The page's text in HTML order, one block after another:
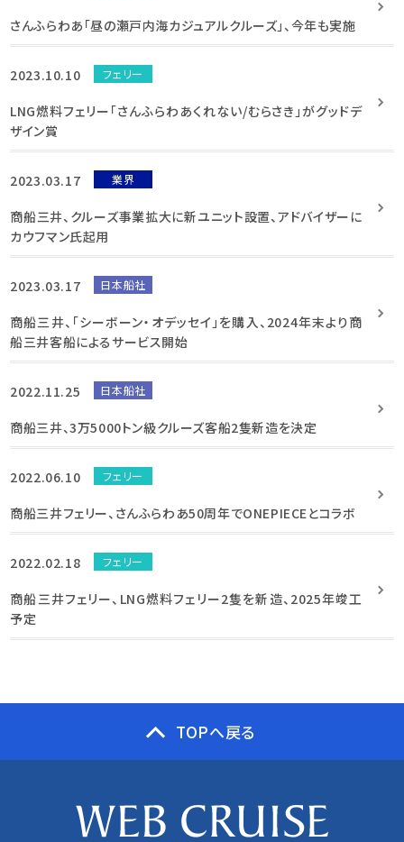
さんふらわあ「昼の瀬戸内海カジュアルクルーズ」、今年も実施
2023.10.10 フェリー
LNG燃料フェリー「さんふらわあくれない/むらさき」がグッドデ
ザイン賞
2023.03.17 業界
商船三井、クルーズ事業拡大に新ユニット設置、アドバイザーに
カウフマン氏起用
2023.03.17 日本船社
商船三井、「シーボーン・オデッセイ」を購入、2024年末より商
船三井客船によるサービス開始
2022.11.25 日本船社
商船三井、3万5000トン級クルーズ客船2隻新造を決定
2022.06.10 フェリー
商船三井フェリー、さんふらわあ50周年でONEPIECEとコラボ
2022.02.18 フェリー
商船三井フェリー、LNG燃料フェリー2隻を新造、2025年竣工
予定
TOPへ戻る